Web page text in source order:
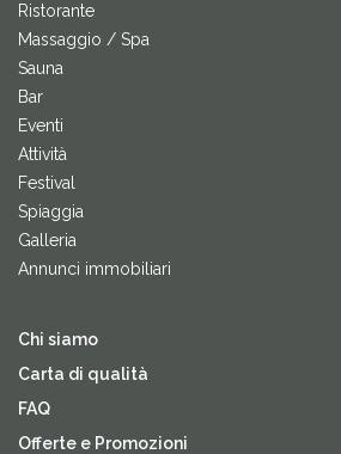
Ristorante
Massaggio / Spa
Sauna
Bar
Eventi
Attività
Festival
Spiaggia
Galleria
Annunci immobiliari
Chi siamo
Carta di qualità
FAQ
Offerte e Promozioni